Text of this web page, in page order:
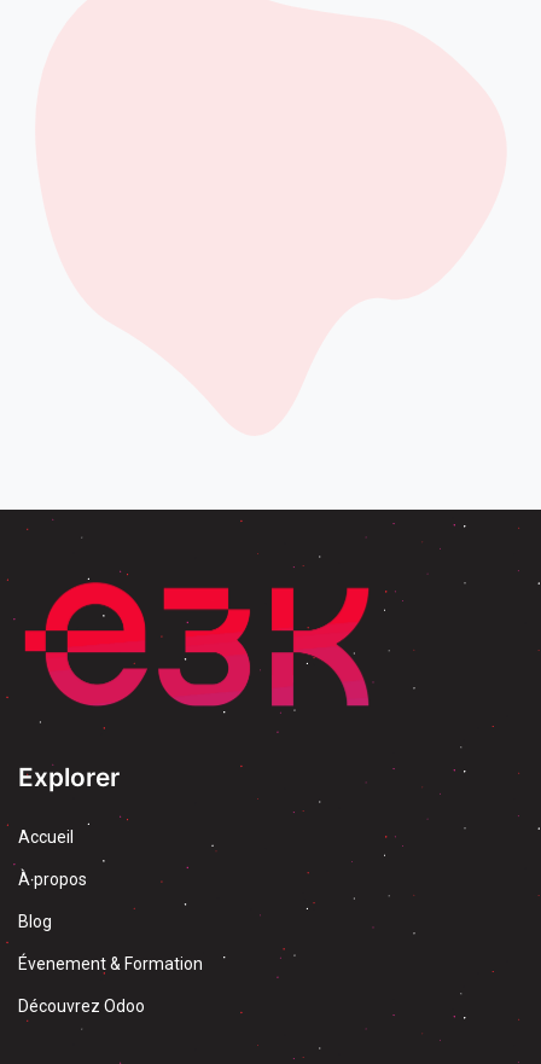
Explorer
Accueil
À propos
Blog
Évenement & Formation
Découvrez Odoo